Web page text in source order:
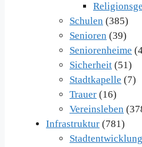
Schulen (385)
Senioren (39)
Seniorenheime
Sicherheit (51)
Stadtkapelle (7)
Trauer (16)
Vereinsleben
Infrastruktur (781)
Stadtentwicklung